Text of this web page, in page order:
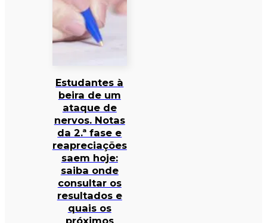
Estudantes à
beira de um
ataque de
nervos. Notas
da 2.ª fase e
reapreciações
saem hoje:
saiba onde
consultar os
resultados e
quais os
próximos